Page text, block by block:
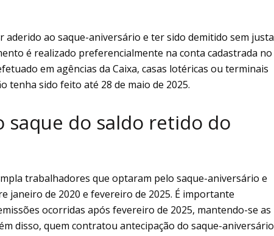
aderido ao saque-aniversário e ter sido demitido sem justa
é realizado preferencialmente na conta cadastrada no
em agências da Caixa, casas lotéricas ou terminais
tenha sido feito até 28 de maio de 2025.
do saldo retido do
trabalhadores que optaram pelo saque-aniversário e
janeiro de 2020 e fevereiro de 2025. É importante
ocorridas após fevereiro de 2025, mantendo-se as
disso, quem contratou antecipação do saque-aniversário